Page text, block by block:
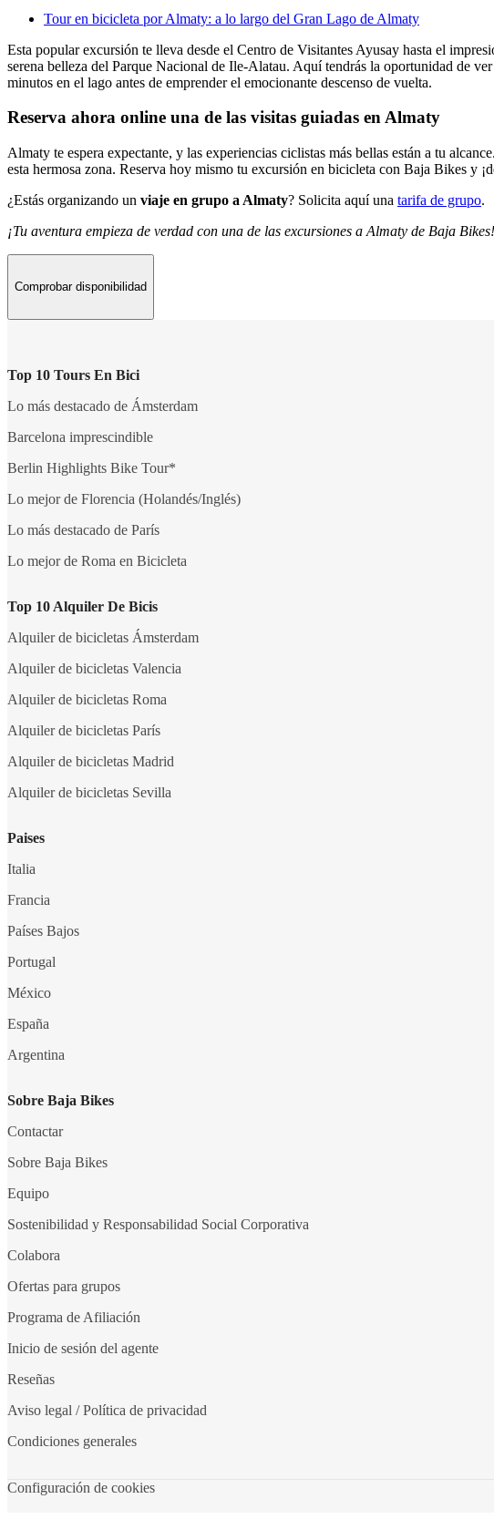
Tour en bicicleta por Almaty: a lo largo del Gran Lago de Almaty
Esta popular excursión te lleva desde el Centro de Visitantes Ayusay hasta el
serena belleza del Parque Nacional de Ile-Alatau. Aquí tendrás la oportunidad de
minutos en el lago antes de emprender el emocionante descenso de vuelta.
Reserva ahora online una de las visitas guiadas en Almaty
Almaty te espera expectante, y las experiencias ciclistas más bellas están a tu
esta hermosa zona. Reserva hoy mismo tu excursión en bicicleta con Baja Bikes y
¿Estás organizando un viaje en grupo a Almaty? Solicita aquí una tarifa de grupo.
¡Tu aventura empieza de verdad con una de las excursiones a Almaty de Baja Bikes!
Comprobar disponibilidad
Top 10 Tours En Bici
Lo más destacado de Ámsterdam
Barcelona imprescindible
Berlin Highlights Bike Tour*
Lo mejor de Florencia (Holandés/Inglés)
Lo más destacado de París
Lo mejor de Roma en Bicicleta
Top 10 Alquiler De Bicis
Alquiler de bicicletas Ámsterdam
Alquiler de bicicletas Valencia
Alquiler de bicicletas Roma
Alquiler de bicicletas París
Alquiler de bicicletas Madrid
Alquiler de bicicletas Sevilla
Paises
Italia
Francia
Países Bajos
Portugal
México
España
Argentina
Sobre Baja Bikes
Contactar
Sobre Baja Bikes
Equipo
Sostenibilidad y Responsabilidad Social Corporativa
Colabora
Ofertas para grupos
Programa de Afiliación
Inicio de sesión del agente
Reseñas
Aviso legal / Política de privacidad
Condiciones generales
Configuración de cookies